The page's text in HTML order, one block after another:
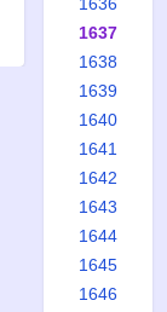
1637
1638
1639
1640
1641
1642
1643
1644
1645
1646